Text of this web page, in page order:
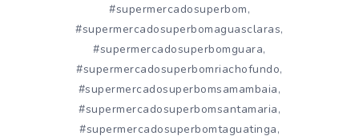
#supermercadosuperbom,
#supermercadosuperbomaguasclaras,
#supermercadosuperbomguara,
#supermercadosuperbomriachofundo,
#supermercadosuperbomsamambaia,
#supermercadosuperbomsantamaria,
#supermercadosuperbomtaguatinga,